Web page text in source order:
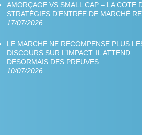
AMORÇAGE VS SMALL CAP – LA COTE
STRATÉGIES D’ENTRÉE DE MARCHÉ
17/07/2026
LE MARCHE NE RECOMPENSE PLUS
DISCOURS SUR L’IMPACT. IL ATTEND
DESORMAIS DES PREUVES.
10/07/2026